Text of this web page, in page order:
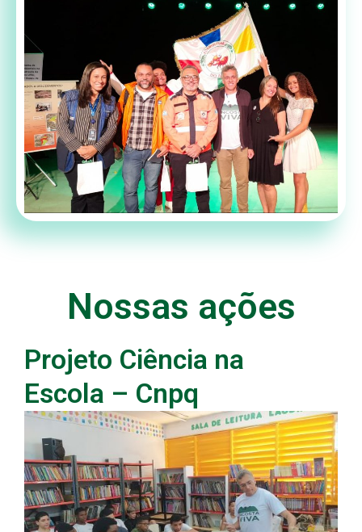
Nossas ações
Projeto Ciência na
Escola – Cnpq